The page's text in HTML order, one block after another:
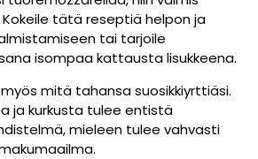
tätä reseptiä helpon ja
tai tarjoile
isompaa kattausta lisukkeena.
mitä tahansa suosikkiyrttiäsi.
ja kurkusta tulee entistä
mieleen tulee vahvasti